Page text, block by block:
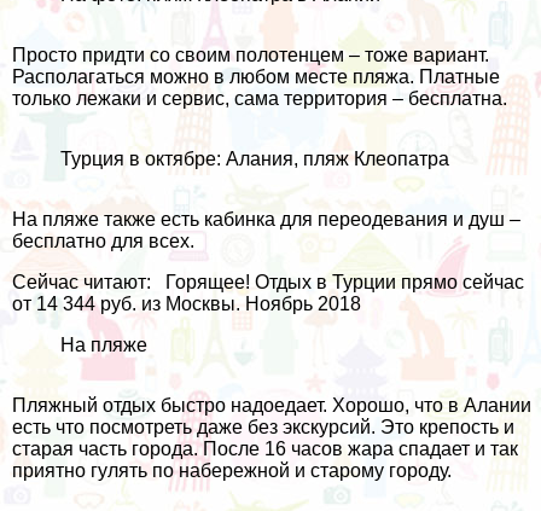
Просто придти со своим полотенцем – тоже вариант.
Располагаться можно в любом месте пляжа. Платные
только лежаки и сервис, сама территория – бесплатна.
Турция в октябре: Алания, пляж Клеопатра
На пляже также есть кабинка для переодевания и душ –
бесплатно для всех.
Сейчас читают:
Горящее! Отдых в Турции прямо сейчас
от 14 344 руб. из Москвы. Ноябрь 2018
На пляже
Пляжный отдых быстро надоедает. Хорошо, что в Алании
есть что посмотреть даже без экскурсий. Это крепость и
старая часть города. После 16 часов жара спадает и так
приятно гулять по набережной и старому городу.